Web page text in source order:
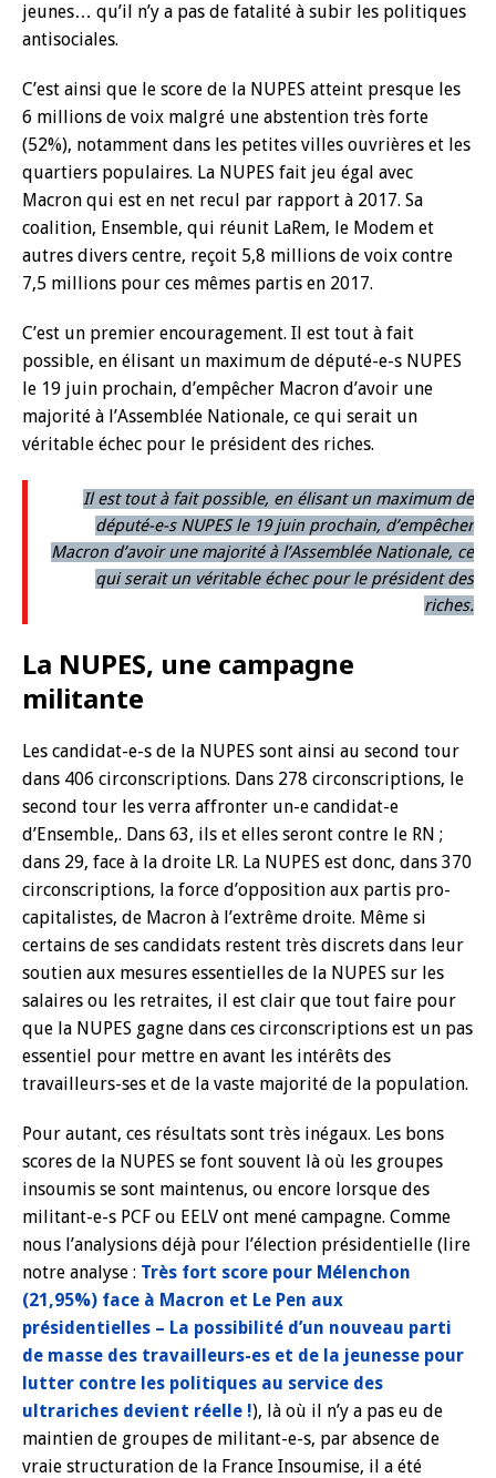
jeunes… qu’il n’y a pas de fatalité à subir les politiques
antisociales.
C’est ainsi que le score de la NUPES atteint presque les
6 millions de voix malgré une abstention très forte
(52%), notamment dans les petites villes ouvrières et les
quartiers populaires. La NUPES fait jeu égal avec
Macron qui est en net recul par rapport à 2017. Sa
coalition, Ensemble, qui réunit LaRem, le Modem et
autres divers centre, reçoit 5,8 millions de voix contre
7,5 millions pour ces mêmes partis en 2017.
C’est un premier encouragement. Il est tout à fait
possible, en élisant un maximum de député-e-s NUPES
le 19 juin prochain, d’empêcher Macron d’avoir une
majorité à l’Assemblée Nationale, ce qui serait un
véritable échec pour le président des riches.
Il est tout à fait possible, en élisant un maximum de
député-e-s NUPES le 19 juin prochain, d’empêcher
Macron d’avoir une majorité à l’Assemblée Nationale, ce
qui serait un véritable échec pour le président des
riches.
La NUPES, une campagne
militante
Les candidat-e-s de la NUPES sont ainsi au second tour
dans 406 circonscriptions. Dans 278 circonscriptions, le
second tour les verra affronter un-e candidat-e
d’Ensemble,. Dans 63, ils et elles seront contre le RN ;
dans 29, face à la droite LR. La NUPES est donc, dans 370
circonscriptions, la force d’opposition aux partis pro-
capitalistes, de Macron à l’extrême droite. Même si
certains de ses candidats restent très discrets dans leur
soutien aux mesures essentielles de la NUPES sur les
salaires ou les retraites, il est clair que tout faire pour
que la NUPES gagne dans ces circonscriptions est un pas
essentiel pour mettre en avant les intérêts des
travailleurs-ses et de la vaste majorité de la population.
Pour autant, ces résultats sont très inégaux. Les bons
scores de la NUPES se font souvent là où les groupes
insoumis se sont maintenus, ou encore lorsque des
militant-e-s PCF ou EELV ont mené campagne. Comme
nous l’analysions déjà pour l’élection présidentielle (lire
notre analyse : Très fort score pour Mélenchon
(21,95%) face à Macron et Le Pen aux
présidentielles – La possibilité d’un nouveau parti
de masse des travailleurs-es et de la jeunesse pour
lutter contre les politiques au service des
ultrariches devient réelle !), là où il n’y a pas eu de
maintien de groupes de militant-e-s, par absence de
vraie structuration de la France Insoumise, il a été